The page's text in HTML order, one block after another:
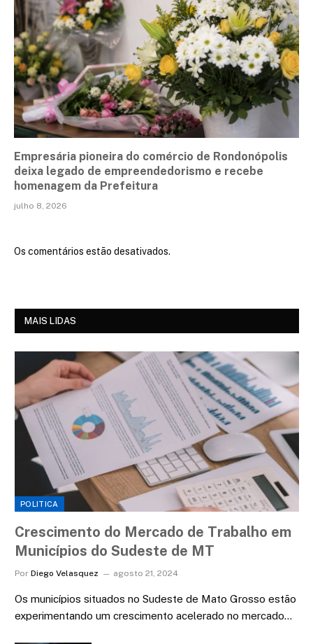
Empresária pioneira do comércio de Rondonópolis
deixa legado de empreendedorismo e recebe
homenagem da Prefeitura
julho 8, 2026
Os comentários estão desativados.
MAIS LIDAS
POLITICA
Crescimento do Mercado de Trabalho em
Municípios do Sudeste de MT
Por Diego Velasquez agosto 21, 2024
Os municípios situados no Sudeste de Mato Grosso estão
experimentando um crescimento acelerado no mercado…